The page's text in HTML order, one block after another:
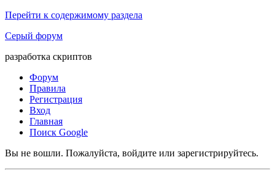
Перейти к содержимому раздела
Серый форум
разработка скриптов
Форум
Правила
Регистрация
Вход
Главная
Поиск Google
Вы не вошли. Пожалуйста, войдите или зарегистрируйтесь.